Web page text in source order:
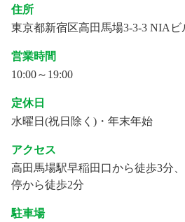
住所
東京都新宿区高田馬場3-3-3 NIA
営業時間
10:00～19:00
定休日
水曜日(祝日除く)・年末年始
アクセス
高田馬場駅早稲田口から徒歩3分
停から徒歩2分
駐車場